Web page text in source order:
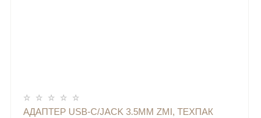
АДАПТЕР USB-C/JACK 3.5MM ZMI, ТЕХПАК
ОПОВЕСТИТЬ